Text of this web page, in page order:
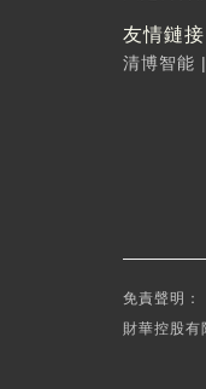
友情鏈接
清博智能 |
免責聲明：
財華控股有